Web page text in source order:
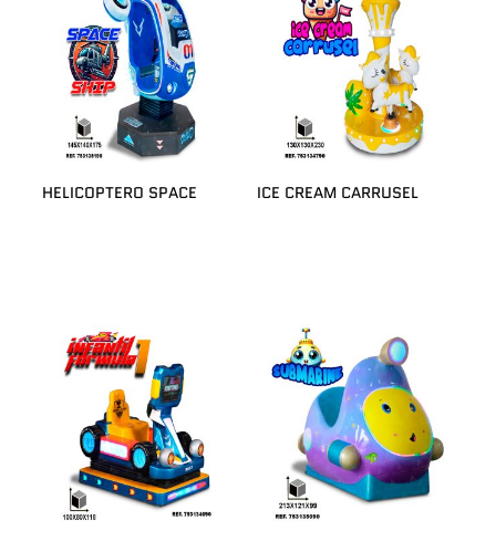
HELICOPTERO SPACE ICE CREAM CARRUSEL